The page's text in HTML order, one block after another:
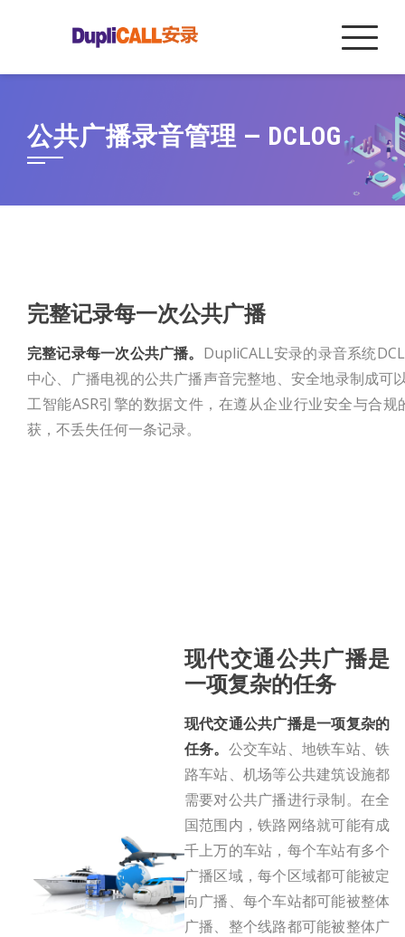
公共广播录音管理 — DCLOG
完整记录每一次公共广播
完整记录每一次公共广播。 DupliCALL安录的录音系统
中心、广播电视的公共广播声音完整地、安全地录制成可
工智能ASR引擎的数据文件，在遵从企业行业安全与合
获，不丢失任何一条记录。
现代交通公共广播是
一项复杂的任务
现代交通公共广播是一项复杂的
任务。 公交车站、地铁车站、铁
路车站、机场等公共建筑设施都
需要对公共广播进行录制。在全
国范围内，铁路网络就可能有成
千上万的车站，每个车站有多个
广播区域，每个区域都可能被定
向广播、每个车站都可能被整体
广播、整个线路都可能被整体广